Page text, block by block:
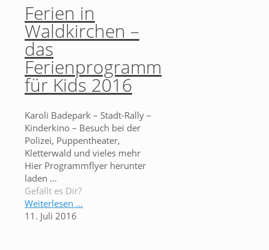
Ferien in
Waldkirchen –
das
Ferienprogramm
für Kids 2016
Karoli Badepark – Stadt-Rally –
Kinderkino – Besuch bei der
Polizei, Puppentheater,
Kletterwald und vieles mehr
Hier Programmflyer herunter
laden …
Gefällt es Dir?
Weiterlesen ...
11. Juli 2016